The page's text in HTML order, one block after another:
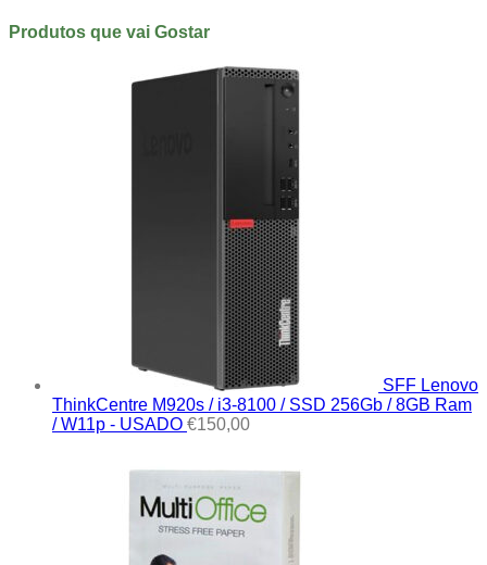
Produtos que vai Gostar
SFF Lenovo
ThinkCentre M920s / i3-8100 / SSD 256Gb / 8GB Ram
/ W11p - USADO €150,00